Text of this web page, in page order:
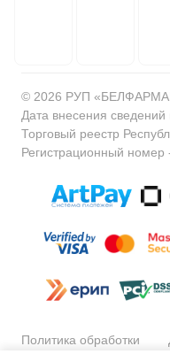
© 2026 РУП
Дата внесения сведений
Торговый реестр
Регистрационный номер
Политика обработки